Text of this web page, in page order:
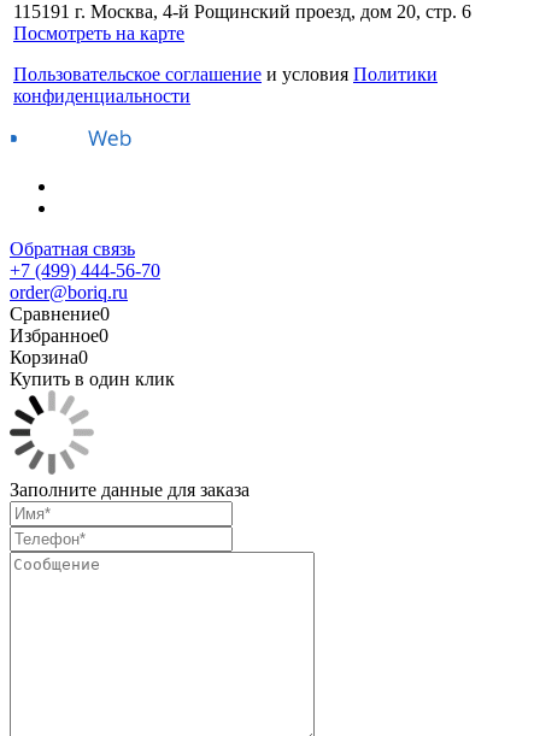
115191 г. Москва, 4-й Рощинский проезд, дом 20, стр. 6
Посмотреть на карте
Пользовательское соглашение и условия Политики
конфиденциальности
Обратная связь
+7 (499) 444-56-70
order@boriq.ru
Сравнение0
Избранное0
Корзина0
Купить в один клик
Заполните данные для заказа